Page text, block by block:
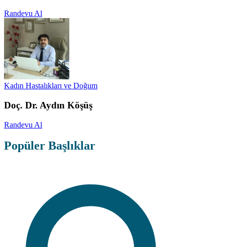
Randevu Al
Kadın Hastalıkları ve Doğum
Doç. Dr. Aydın Köşüş
Randevu Al
Popüler Başlıklar